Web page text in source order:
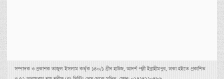
সম্পাদক ও প্রকাশক তাজুল ইসলাম কর্তৃক ১৪০/১ গ্রীন হাউজ, আদর্শ পল্লী ইব্রাহীমপুর, ঢাকা হইতে প্রকাশিত